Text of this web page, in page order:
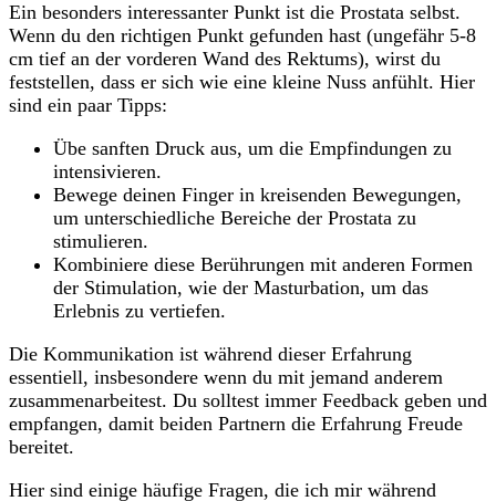
Ein besonders⁢ interessanter Punkt ist die​ Prostata selbst.
‍Wenn du den richtigen Punkt gefunden ‍hast⁤ (ungefähr 5-8
cm tief an der vorderen Wand des Rektums),​ wirst du
feststellen,⁢ dass er sich wie eine kleine ‌Nuss anfühlt. Hier
sind ein paar Tipps:
Übe sanften Druck aus, um​ die Empfindungen zu
intensivieren.
Bewege deinen Finger in kreisenden Bewegungen,
um ⁢unterschiedliche Bereiche der Prostata zu
stimulieren.
Kombiniere diese Berührungen mit anderen Formen
der Stimulation, wie der Masturbation, ‍um das
Erlebnis zu vertiefen.
Die⁢ Kommunikation ist ⁤während dieser Erfahrung
essentiell, insbesondere wenn du mit jemand anderem
zusammenarbeitest. Du solltest immer Feedback geben und
empfangen, ‌damit ⁤beiden⁤ Partnern ⁤die ​Erfahrung Freude
bereitet.
Hier sind einige häufige Fragen, die ich mir ‍während